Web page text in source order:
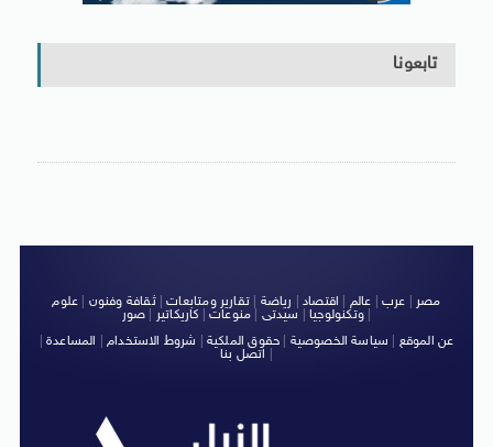
تابعونا
مصر عرب عالم اقتصاد رياضة |تقارير ومتابعات|ثقافة وفنون
علوم
وتكنولوجيا| سيدتى منوعات كاريكاتير صور
|
عن الموقع
سياسة الخصوصية حقوق الملكية شروط الاستخدام| المساعدة|
اتصل بنا